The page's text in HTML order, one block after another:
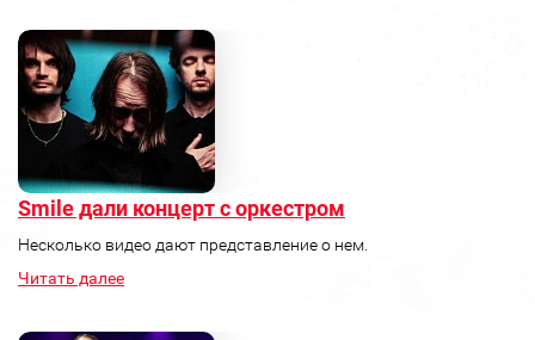
Smile дали концерт с оркестром
Несколько видео дают представление о нем.
Читать далее